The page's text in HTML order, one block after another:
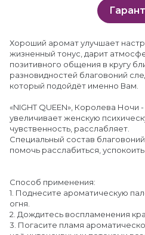
Хороший аромат улучшает
жизненный тонус, дарит
позитивного общения в кругу
разновидностей благовоний
который подойдёт именно Вам.
«NIGHT QUEEN», Королева Ночи
увеличивает женскую
чувственность, расслабляет.
Специальный состав
помочь расслабиться,
Способ применения:
1. Поднесите ароматическую
огня.
2. Дождитесь воспламенения
3. Погасите пламя